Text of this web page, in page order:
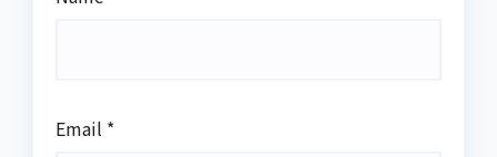
Email *